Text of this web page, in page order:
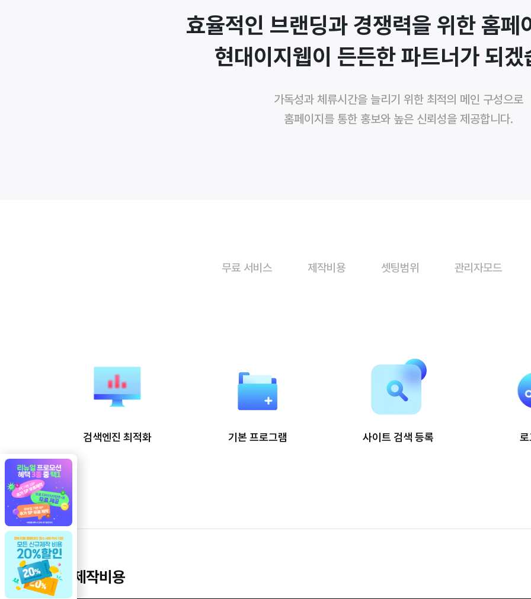
효율적인 브랜딩과 경쟁력을 위한 홈페
현대이지웹이 든든한 파트너가 되겠
가독성과 체류시간을 늘리기 위한 최적의 메인 구성으로
홈페이지를 통한 홍보와 높은 신뢰성을 제공합니다.
무료 서비스 제작비용 셋팅범위 관리자모드
검색엔진 최적화 기본 프로그램 사이트 검색 등록
기본 제작비용